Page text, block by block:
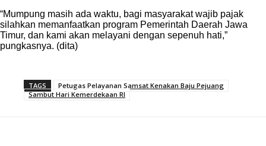
“Mumpung masih ada waktu, bagi masyarakat wajib pajak
silahkan memanfaatkan program Pemerintah Daerah Jawa
Timur, dan kami akan melayani dengan sepenuh hati,”
pungkasnya. (dita)
TAGS
Petugas Pelayanan Samsat Kenakan Baju Pejuang
Sambut Hari Kemerdekaan RI